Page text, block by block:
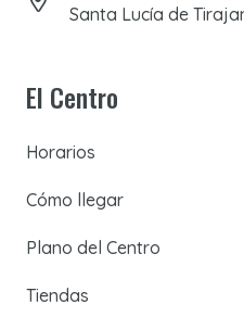
Santa Lucía de
El Centro
Horarios
Cómo llegar
Plano del Centro
Tiendas